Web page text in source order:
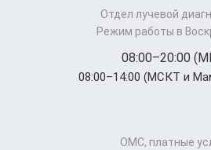
Отдел лучевой
Режим работы в
08:00–20:00
08:00–14:00 (МСКТ и
ОМС, платные